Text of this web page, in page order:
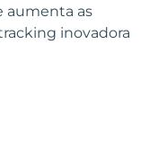
aumenta as
inovadora